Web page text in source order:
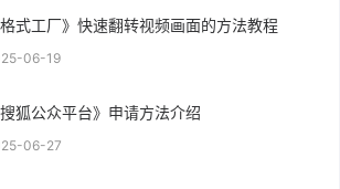
格式工厂》快速翻转视频画面的方法教程
06-19
搜狐公众平台》申请方法介绍
06-27